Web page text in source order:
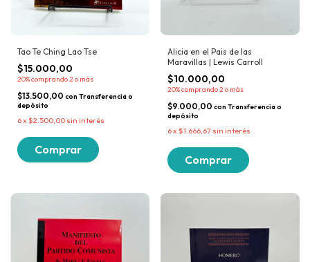
Tao Te Ching Lao Tse
$15.000,00
20%comprando 2 o más
$13.500,00 con Transferencia o
depósito
6x $2.500,00 sin interés
Alicia en el Pais de las
Maravillas | Lewis Carroll
$10.000,00
20%comprando 2 o más
$9.000,00 con Transferencia o
depósito
6x $1.666,67 sin interés